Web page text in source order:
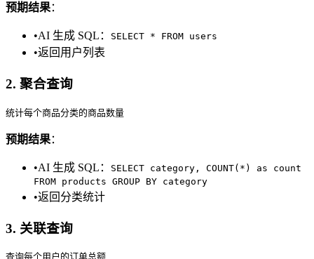
预期结果：
•AI 生成 SQL： SELECT * FROM users
•返回用户列表
2. 聚合查询
预期结果：
•AI 生成 SQL：
SELECT category, COUNT(*) as count
FROM products GROUP BY category
•返回分类统计
3. 关联查询